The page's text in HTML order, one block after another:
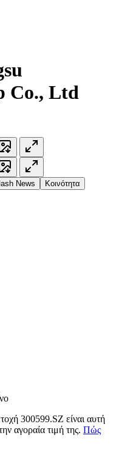
Co., Ltd
News Κοινότητα
300599.SZ είναι αυτή
αγοραία τιμή της. Πώς